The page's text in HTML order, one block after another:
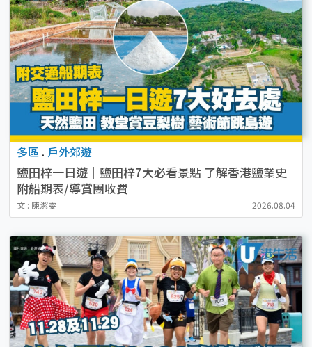
多區 . 戶外郊遊
鹽田梓一日遊｜鹽田梓7大必看景點 了解香港鹽業史
附船期表/導賞團收費
文 : 陳潔雯 2026.08.04